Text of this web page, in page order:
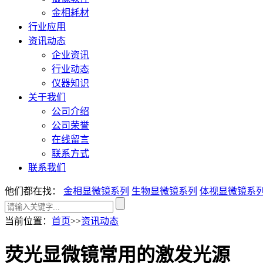
金相耗材
行业应用
资讯动态
企业资讯
行业动态
仪器知识
关于我们
公司介绍
公司荣誉
在线留言
联系方式
联系我们
他们都在找： 金相显微镜系列 生物显微镜系列 体视显微镜系列
当前位置 ： 首页>>资讯动态
荧光显微镜常用的激发光源